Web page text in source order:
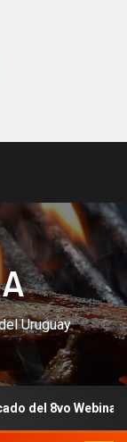
Uruguay
8vo Webinar